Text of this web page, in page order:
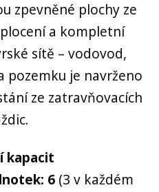
zpevněné plochy ze
a kompletní
sítě – vodovod,
pozemku je navrženo
ze zatravňovacích
kapacit
6 (3 v každém